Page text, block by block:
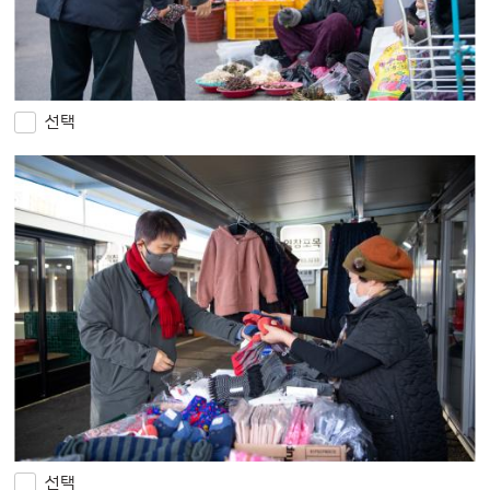
선택
선택